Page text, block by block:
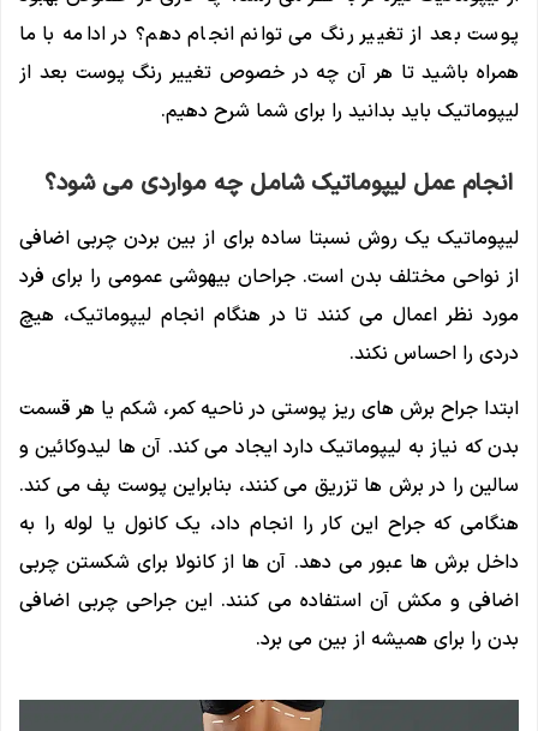
پوست بعد از تغییر رنگ می توانم انجام دهم؟ در ادامه با ما
همراه باشید تا هر آن چه در خصوص تغییر رنگ پوست بعد از
لیپوماتیک باید بدانید را برای شما شرح دهیم.
انجام عمل لیپوماتیک شامل چه مواردی می شود؟
لیپوماتیک یک روش نسبتا ساده برای از بین بردن چربی اضافی
از نواحی مختلف بدن است. جراحان بیهوشی عمومی را برای فرد
مورد نظر اعمال می کنند تا در هنگام انجام لیپوماتیک، هیچ
دردی را احساس نکند.
ابتدا جراح برش های ریز پوستی در ناحیه کمر، شکم یا هر قسمت
بدن که نیاز به لیپوماتیک دارد ایجاد می کند. آن ها لیدوکائین و
سالین را در برش ها تزریق می کنند، بنابراین پوست پف می کند.
هنگامی که جراح این کار را انجام داد، یک کانول یا لوله را به
داخل برش ها عبور می دهد. آن ها از کانولا برای شکستن چربی
اضافی و مکش آن استفاده می کنند. این جراحی چربی اضافی
بدن را برای همیشه از بین می برد.